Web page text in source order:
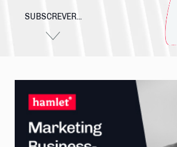
SUBSCREVER...